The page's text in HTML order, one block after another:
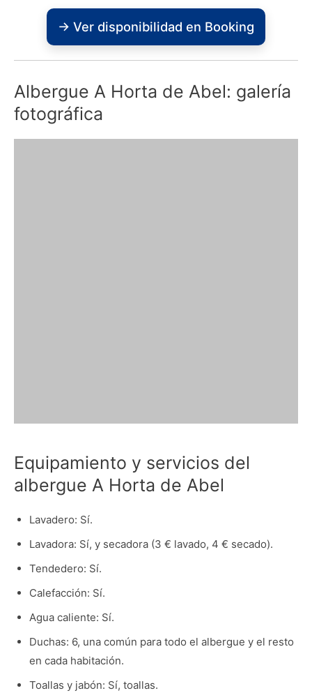
→ Ver disponibilidad en Booking
Albergue A Horta de Abel: galería
fotográfica
Equipamiento y servicios del
albergue A Horta de Abel
Lavadero: Sí.
Lavadora: Sí, y secadora (3 € lavado, 4 € secado).
Tendedero: Sí.
Calefacción: Sí.
Agua caliente: Sí.
Duchas: 6, una común para todo el albergue y el resto
en cada habitación.
Toallas y jabón: Sí, toallas.